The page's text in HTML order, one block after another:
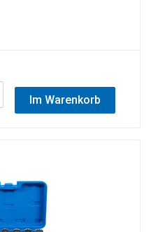
Im Warenkorb